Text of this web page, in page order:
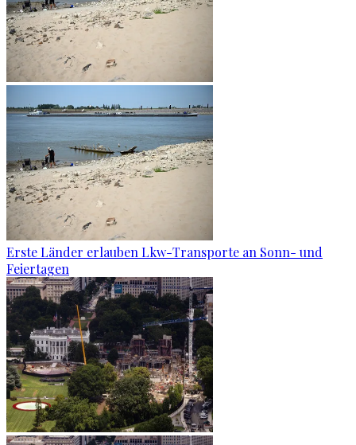
Erste Länder erlauben Lkw-Transporte an Sonn- und
Feiertagen